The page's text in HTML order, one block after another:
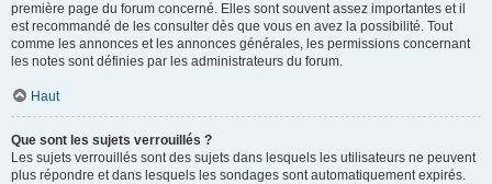
première page du forum concerné. Elles sont souvent assez importantes et il
est recommandé de les consulter dès que vous en avez la possibilité. Tout
comme les annonces et les annonces générales, les permissions concernant
les notes sont définies par les administrateurs du forum.
Haut
Que sont les sujets verrouillés ?
Les sujets verrouillés sont des sujets dans lesquels les utilisateurs ne peuvent
plus répondre et dans lesquels les sondages sont automatiquement expirés.